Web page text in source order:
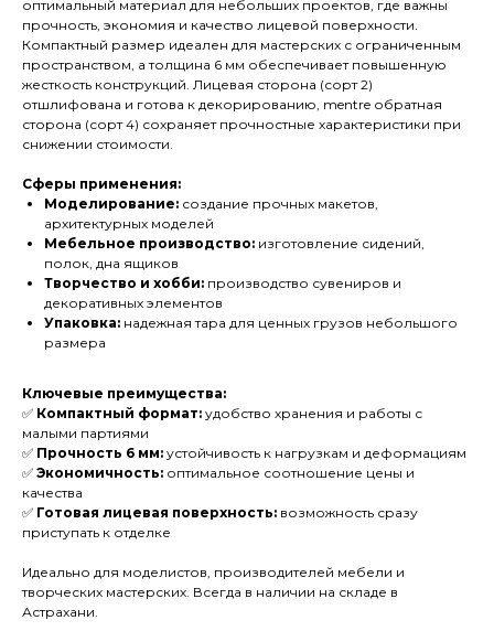
оптимальный материал для небольших проектов, где важны
прочность, экономия и качество лицевой поверхности.
Компактный размер идеален для мастерских с ограниченным
пространством, а толщина 6 мм обеспечивает повышенную
жесткость конструкций. Лицевая сторона (сорт 2)
отшлифована и готова к декорированию, mentre обратная
сторона (сорт 4) сохраняет прочностные характеристики при
снижении стоимости.
Сферы применения:
Моделирование: создание прочных макетов,
архитектурных моделей
Мебельное производство: изготовление сидений,
полок, дна ящиков
Творчество и хобби: производство сувениров и
декоративных элементов
Упаковка: надежная тара для ценных грузов небольшого
размера
Ключевые преимущества:
✅ Компактный формат: удобство хранения и работы с
малыми партиями
✅ Прочность 6 мм: устойчивость к нагрузкам и деформациям
✅ Экономичность: оптимальное соотношение цены и
качества
✅ Готовая лицевая поверхность: возможность сразу
приступать к отделке
Идеально для моделистов, производителей мебели и
творческих мастерских. Всегда в наличии на складе в
Астрахани.